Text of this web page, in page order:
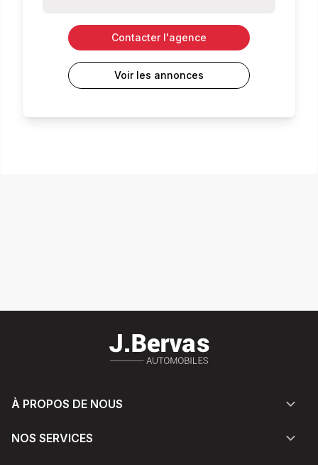
Contacter l'agence
Voir les annonces
À PROPOS DE NOUS
NOS SERVICES